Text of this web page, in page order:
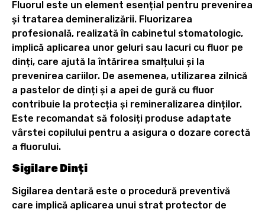
Fluorul este un element esențial pentru prevenirea
și tratarea demineralizării. Fluorizarea
profesională, realizată în cabinetul stomatologic,
implică aplicarea unor geluri sau lacuri cu fluor pe
dinți, care ajută la întărirea smalțului și la
prevenirea cariilor. De asemenea, utilizarea zilnică
a pastelor de dinți și a apei de gură cu fluor
contribuie la protecția și remineralizarea dinților.
Este recomandat să folosiți produse adaptate
vârstei copilului pentru a asigura o dozare corectă
a fluorului.
Sigilare Dinți
Sigilarea dentară este o procedură preventivă
care implică aplicarea unui strat protector de